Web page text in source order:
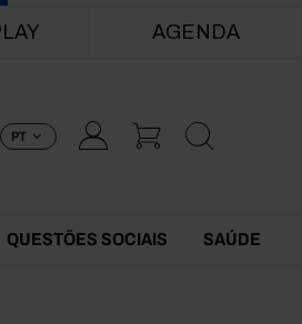
AGENDA
PT
QUESTÕES SOCIAIS SAÚDE